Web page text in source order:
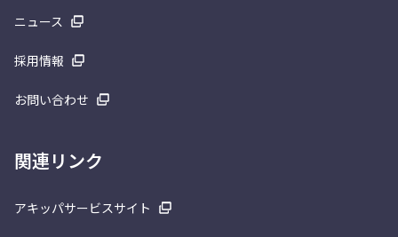
ニュース
採用情報
お問い合わせ
関連リンク
アキッパサービスサイト